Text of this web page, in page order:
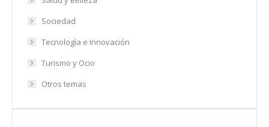
Sociedad
Tecnología e Innovación
Turismo y Ocio
Otros temas